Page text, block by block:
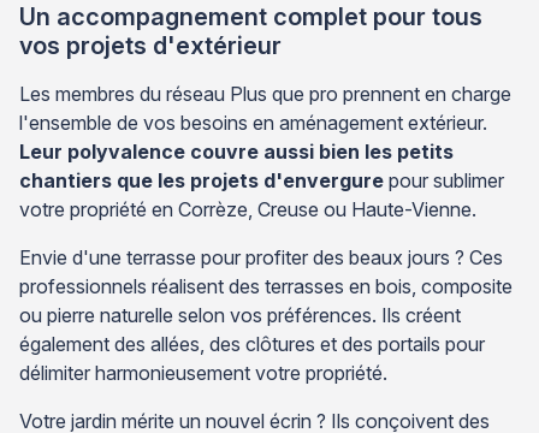
Un accompagnement complet pour tous
vos projets d'extérieur
Les membres du réseau Plus que pro prennent en charge
l'ensemble de vos besoins en aménagement extérieur.
Leur polyvalence couvre aussi bien les petits
chantiers que les projets d'envergure pour sublimer
votre propriété en Corrèze, Creuse ou Haute-Vienne.
Envie d'une terrasse pour profiter des beaux jours ? Ces
professionnels réalisent des terrasses en bois, composite
ou pierre naturelle selon vos préférences. Ils créent
également des allées, des clôtures et des portails pour
délimiter harmonieusement votre propriété.
Votre jardin mérite un nouvel écrin ? Ils conçoivent des